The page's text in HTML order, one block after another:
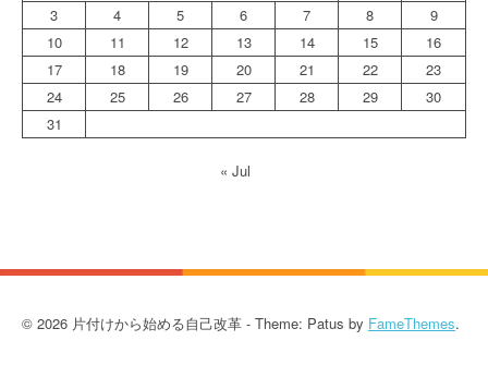
3
4 5 6 7 8
9
10
11 12 13 14 15
16
17
18 19 20 21 22
23
24
25 26 27 28 29
30
31
« Jul
© 2026 片付けから始める自己改革 - Theme: Patus by FameThemes.